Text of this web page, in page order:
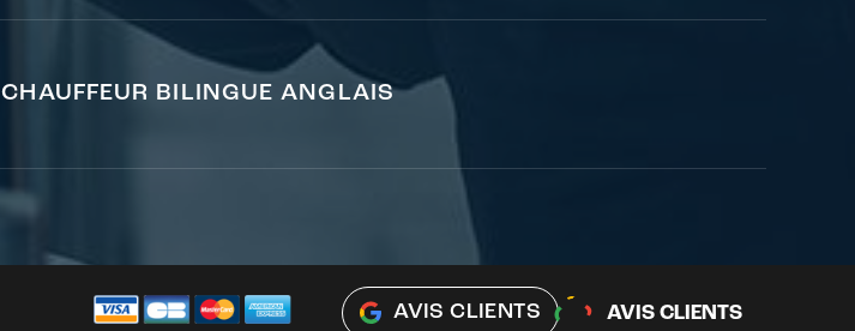
CHAUFFEUR BILINGUE ANGLAIS
AVIS CLIENTS
AVIS CLIENTS